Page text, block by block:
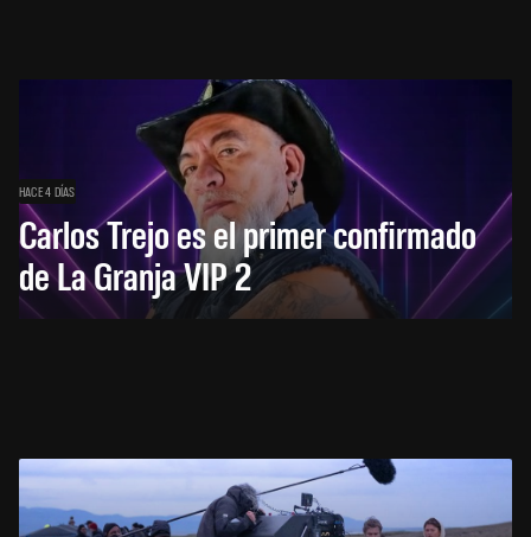
HACE 4 DÍAS
Carlos Trejo es el primer confirmado
de La Granja VIP 2